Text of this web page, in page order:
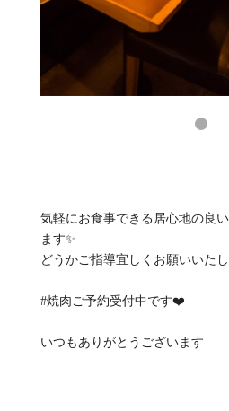
気軽にお食事できる居心地の良
ます✨
どうかご指導宜しくお願いいたし
#焼肉ご予約受付中です❤️‍
いつもありがとうございます